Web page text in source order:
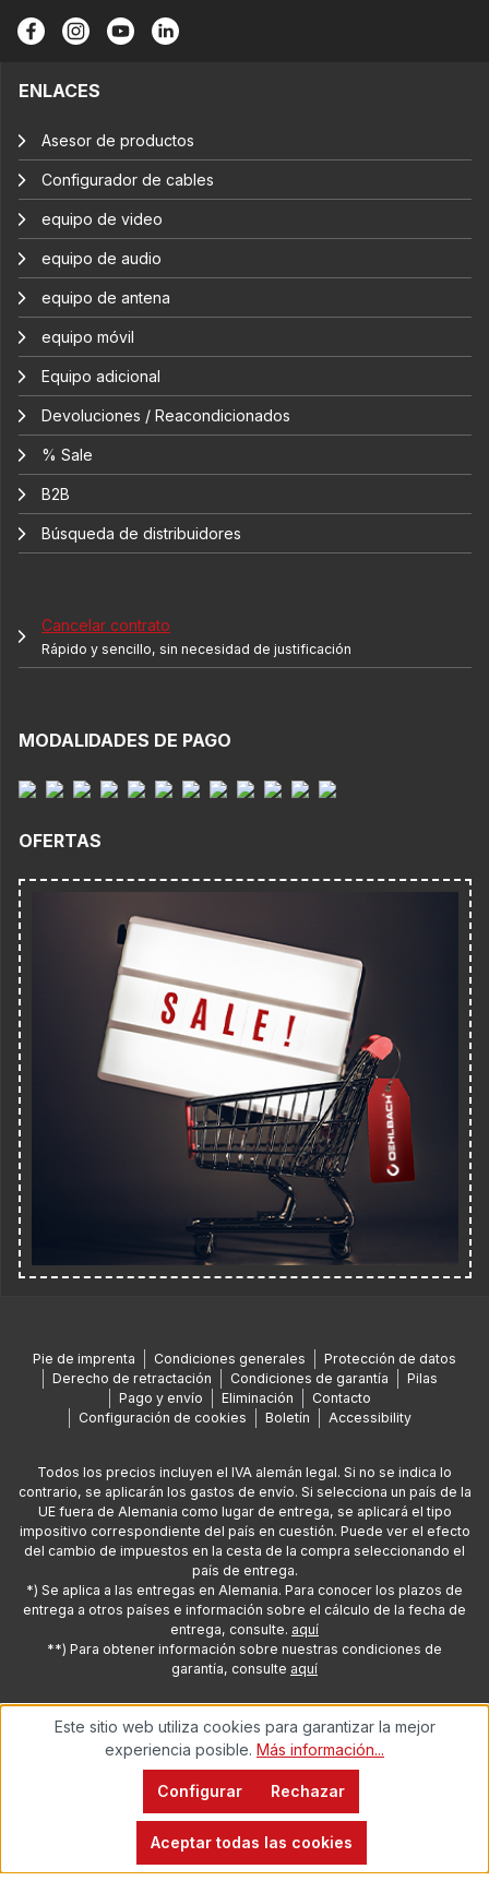
ENLACES
Asesor de productos
Configurador de cables
equipo de video
equipo de audio
equipo de antena
equipo móvil
Equipo adicional
Devoluciones / Reacondicionados
% Sale
B2B
Búsqueda de distribuidores
Cancelar contrato
Rápido y sencillo, sin necesidad de justificación
MODALIDADES DE PAGO
OFERTAS
Pie de imprenta Condiciones generales
Protección de datos
Derecho de retractación
Condiciones de garantía
Pilas
Pago y envío
Eliminación
Contacto
Configuración de cookies
Boletín Accessibility
Todos los precios incluyen el IVA alemán legal. Si no se indica lo
contrario, se aplicarán los gastos de envío. Si selecciona un país de la
UE fuera de Alemania como lugar de entrega, se aplicará el tipo
impositivo correspondiente del país en cuestión. Puede ver el efecto
del cambio de impuestos en la cesta de la compra seleccionando el
país de entrega.
*) Se aplica a las entregas en Alemania. Para conocer los plazos de
entrega a otros países e información sobre el cálculo de la fecha de
entrega, consulte. aquí
**) Para obtener información sobre nuestras condiciones de
garantía, consulte aquí
© 2026 Copyright de Oehlbach® Kabel GmbH
Este sitio web utiliza cookies para garantizar la mejor
experiencia posible. Más información...
Rechazar
Configurar
Aceptar todas las cookies